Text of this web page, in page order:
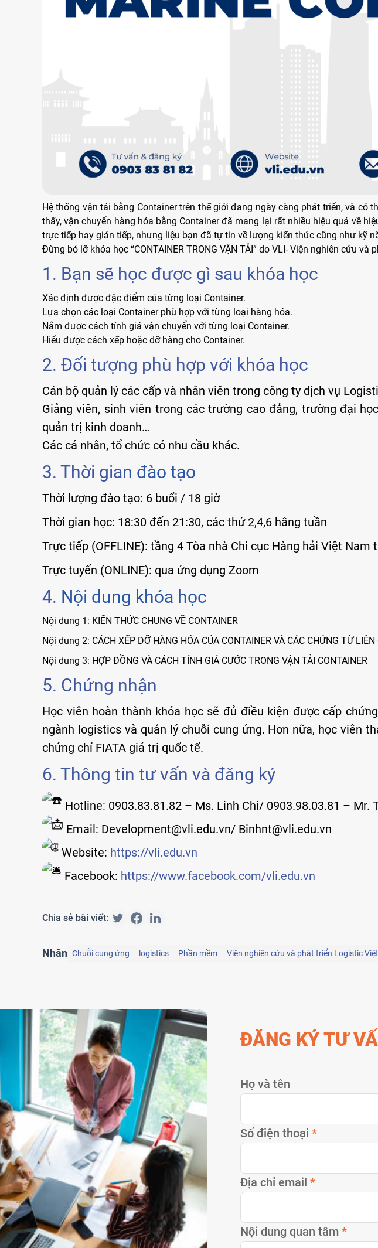
Hệ thống vận tải bằng Container trên thế giới đang ngày càng phát triển, và
thấy, vận chuyển hàng hóa bằng Container đã mang lại rất nhiều hiệu quả về
trực tiếp hay gián tiếp, nhưng liệu bạn đã tự tin về lượng kiến thức cũng như kỹ
Đừng bỏ lỡ khóa học “CONTAINER TRONG VẬN TẢI” do VLI- Viện nghiên cứu
1. Bạn sẽ học được gì sau khóa học
Xác định được đặc điểm của từng loại Container.
Lựa chọn các loại Container phù hợp với từng loại hàng hóa.
Nắm được cách tính giá vận chuyển với từng loại Container.
Hiểu được cách xếp hoặc dỡ hàng cho Container.
2. Đối tượng phù hợp với khóa học
Cán bộ quản lý các cấp và nhân viên trong công ty dịch vụ
Giảng viên, sinh viên trong các trường cao đẳng, trường đại
quản trị kinh doanh…
Các cá nhân, tổ chức có nhu cầu khác.
3. Thời gian đào tạo
Thời lượng đào tạo: 6 buổi / 18 giờ
Thời gian học: 18:30 đến 21:30, các thứ 2,4,6 hằng tuần
Trực tiếp (OFFLINE): tầng 4 Tòa nhà Chi cục Hàng hải Việt
Trực tuyến (ONLINE): qua ứng dụng Zoom
4. Nội dung khóa học
Nội dung 1: KIẾN THỨC CHUNG VỀ CONTAINER
Nội dung 2: CÁCH XẾP DỠ HÀNG HÓA CỦA CONTAINER VÀ CÁC CHỨNG TỪ
Nội dung 3: HỢP ĐỒNG VÀ CÁCH TÍNH GIÁ CƯỚC TRONG VẬN TẢI CONTAINER
5. Chứng nhận
Học viên hoàn thành khóa học sẽ đủ điều kiện được cấp
ngành logistics và quản lý chuỗi cung ứng. Hơn nữa, học viên
chứng chỉ FIATA giá trị quốc tế.
6. Thông tin tư vấn và đăng ký
Hotline: 0903.83.81.82 – Ms. Linh Chi/ 0903.98.03.81 – Mr.
Email: Development@vli.edu.vn/ Binhnt@vli.edu.vn
Website: https://vli.edu.vn
Facebook: https://www.facebook.com/vli.edu.vn
Chia sẻ bài viết:
Nhãn Chuỗi cung ứng logistics Phần mềm Viện nghiên cứu và phát triển Logistic
ĐĂNG KÝ TƯ
Họ và tên
Số điện thoại *
Địa chỉ email *
Nội dung quan tâm *